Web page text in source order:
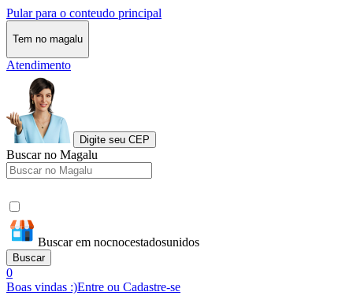
Pular para o conteudo principal
Tem no magalu
Atendimento
Digite seu CEP
Buscar no Magalu
Buscar em nocnocestadosunidos
Buscar
0
Boas vindas :)Entre ou Cadastre-se